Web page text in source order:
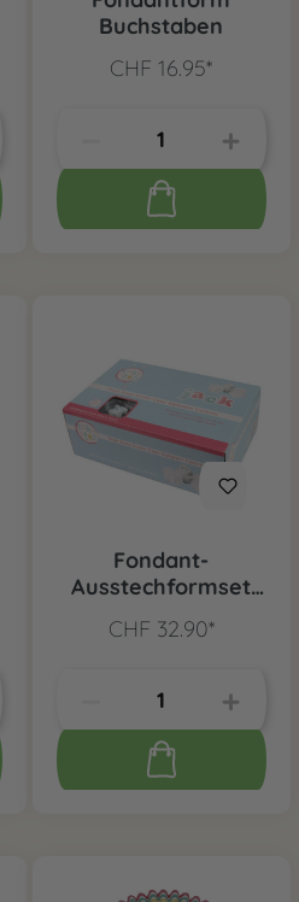
Buchstaben
CHF 16.95*
Fondant-
Ausstechformset
Kleinbuchstaben
CHF 32.90*